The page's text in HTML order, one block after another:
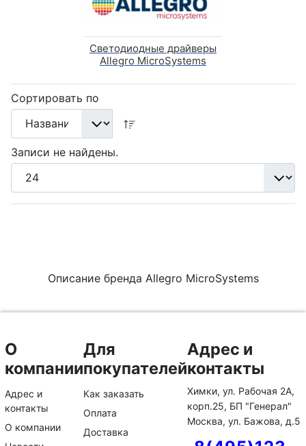
Светодиодные драйверы
Allegro MicroSystems
Сортировать по
Записи не найдены.
Описание бренда Allegro MicroSystems
О
компании
Адрес и
контакты
О компании
Для
покупателей
Как заказать
Оплата
Доставка
Адрес и
контакты
Химки, ул. Рабочая 2А,
корп.25, БП "Генерал"
Москва, ул. Бажова, д.5